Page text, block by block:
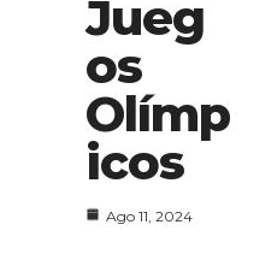
Jueg
os
Olímp
icos
Ago 11, 2024